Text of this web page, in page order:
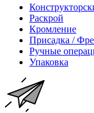
Раскрой
Кромление
Присадка /
Ручные
Упаковка